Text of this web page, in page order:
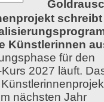
schreibt
Künstlerinnen
für den
2027 läuft.
nächsten Jahr